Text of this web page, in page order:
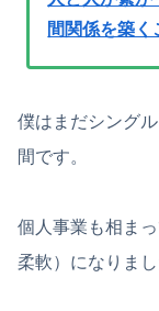
間関係を築く
僕はまだシング
間です。
個人事業も相ま
柔軟）になりまし